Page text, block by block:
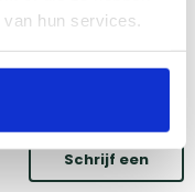
hun services.
Schrijf een